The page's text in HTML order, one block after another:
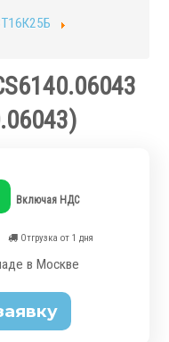
)
Включая НДС
Отгрузка от 1 дня
в Москве